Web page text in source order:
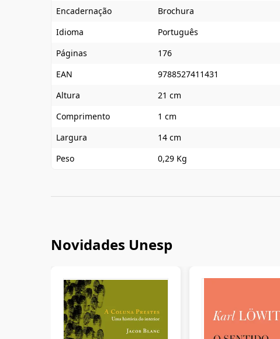
Encadernação
Brochura
Idioma
Português
Páginas
176
EAN
9788527411431
Altura
21 cm
Comprimento
1 cm
Largura
14 cm
Peso
0,29 Kg
Novidades Unesp